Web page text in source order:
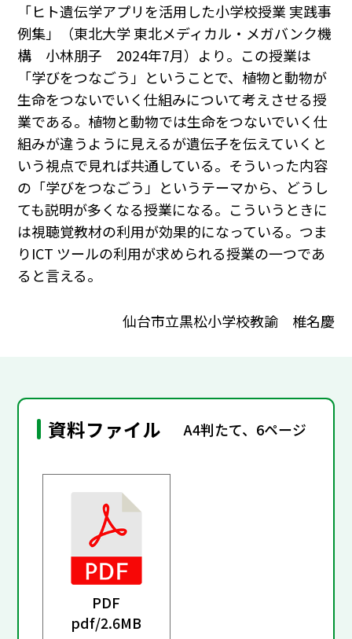
「ヒト遺伝学アプリを活用した小学校授業 実践事
例集」（東北大学 東北メディカル・メガバンク機
構 小林朋子 2024年7月）より。この授業は
「学びをつなごう」ということで、植物と動物が
生命をつないでいく仕組みについて考えさせる授
業である。植物と動物では生命をつないでいく仕
組みが違うように見えるが遺伝子を伝えていくと
いう視点で見れば共通している。そういった内容
の「学びをつなごう」というテーマから、どうし
ても説明が多くなる授業になる。こういうときに
は視聴覚教材の利用が効果的になっている。つま
りICT ツールの利用が求められる授業の一つであ
ると言える。
仙台市立黒松小学校教諭 椎名慶
資料ファイル A4判たて、6ページ
PDF
pdf/2.6MB